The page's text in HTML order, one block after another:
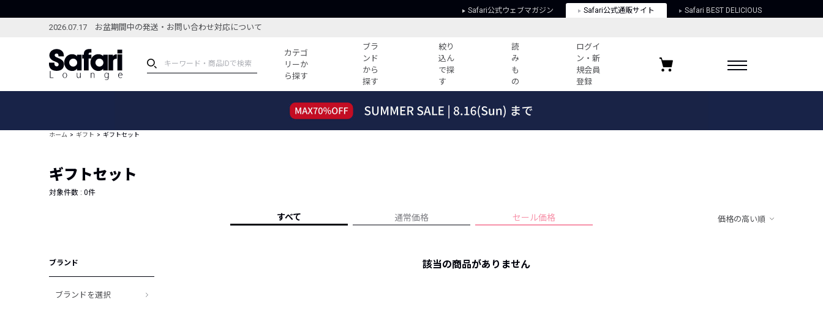
Safari公式ウェブマガジン Safari公式通販サイト Safari BEST DELICIOUS
2026.07.17 お盆期間中の発送・お問い合わせ対応について
カテゴ
リーか
ら探す
ブラ
ンド
から
探す
絞り
込ん
で探
す
読
み
も
の
ログイ
ン・新
規会員
登録
ブランドから探す
新着アイテム
編集部のおすすめアイテム
すべての記事
人気記事ランキング
プライバシーポリシー
お気に入りブランド
ホーム ギフト ギフトセット
ギフトセット
対象件数 : 0件
すべて 通常価格 セール価格 価格の高い順
ブランド
ブランドを選択
該当の商品がありません